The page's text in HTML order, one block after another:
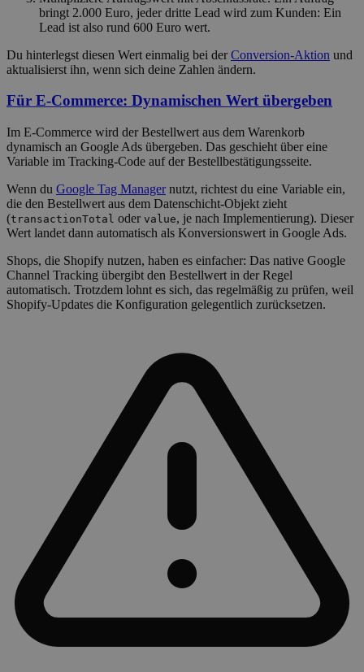
bringt 2.000 Euro, jeder dritte Lead wird zum Kunden: Ein
Lead ist also rund 600 Euro wert.
Du hinterlegst diesen Wert einmalig bei derConversion-Aktion und
aktualisierst ihn, wenn sich deine Zahlen ändern.
Für E-Commerce: Dynamischen Wert übergeben
Im E-Commerce wird der Bestellwert aus dem Warenkorb
dynamisch an Google Ads übergeben. Das geschieht über eine
Variable im Tracking-Code auf der Bestellbestätigungsseite.
Wenn du Google Tag Managernutzt, richtest du eine Variable ein,
die den Bestellwert aus dem Datenschicht-Objekt zieht
(transactionTotal oder value, je nach Implementierung). Dieser
Wert landet dann automatisch als Konversionswert in Google Ads.
Shops, die Shopify nutzen, haben es einfacher: Das native Google
Channel Tracking übergibt den Bestellwert in der Regel
automatisch. Trotzdem lohnt es sich, das regelmäßig zu prüfen, weil
Shopify-Updates die Konfiguration gelegentlich zurücksetzen.